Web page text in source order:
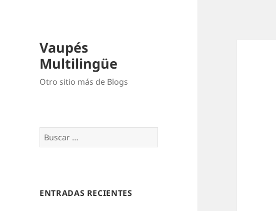
Vaupés
Multilingüe
Otro sitio más de Blogs
ENTRADAS RECIENTES